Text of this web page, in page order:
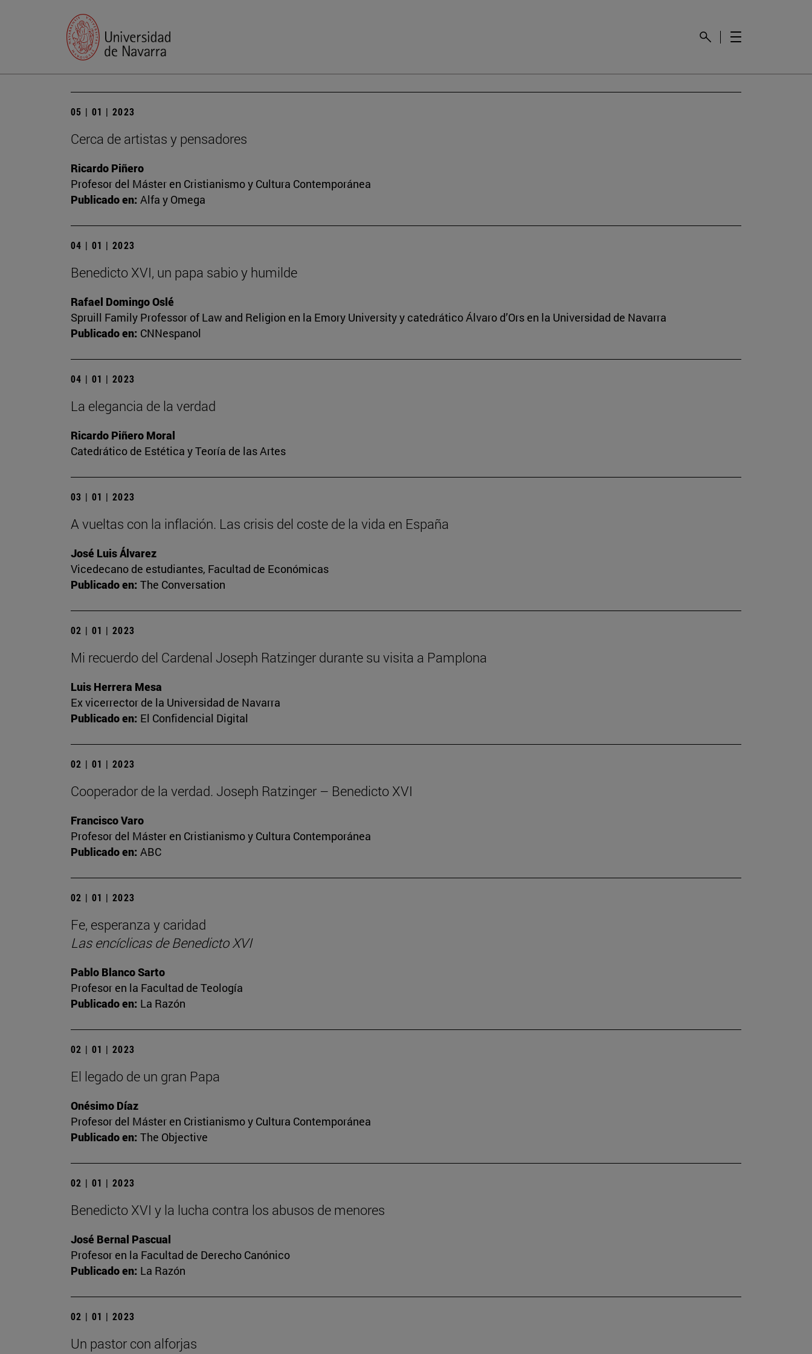
05 | 01 | 2023
Cerca de artistas y pensadores
Ricardo Piñero
Profesor del Máster en Cristianismo y Cultura Contemporánea
Publicado en: Alfa y Omega
04 | 01 | 2023
Benedicto XVI, un papa sabio y humilde
Rafael Domingo Oslé
Spruill Family Professor of Law and Religion en la Emory University y catedrático Álvaro d’Ors en la Universidad de Navarra
Publicado en: CNNespanol
04 | 01 | 2023
La elegancia de la verdad
Ricardo Piñero Moral
Catedrático de Estética y Teoría de las Artes
03 | 01 | 2023
A vueltas con la inflación. Las crisis del coste de la vida en España
José Luis Álvarez
Vicedecano de estudiantes, Facultad de Económicas
Publicado en: The Conversation
02 | 01 | 2023
Mi recuerdo del Cardenal Joseph Ratzinger durante su visita a Pamplona
Luis Herrera Mesa
Ex vicerrector de la Universidad de Navarra
Publicado en: El Confidencial Digital
02 | 01 | 2023
Cooperador de la verdad. Joseph Ratzinger – Benedicto XVI
Francisco Varo
Profesor del Máster en Cristianismo y Cultura Contemporánea
Publicado en: ABC
02 | 01 | 2023
Fe, esperanza y caridad
Las encíclicas de Benedicto XVI
Pablo Blanco Sarto
Profesor en la Facultad de Teología
Publicado en: La Razón
02 | 01 | 2023
El legado de un gran Papa
Onésimo Díaz
Profesor del Máster en Cristianismo y Cultura Contemporánea
Publicado en: The Objective
02 | 01 | 2023
Benedicto XVI y la lucha contra los abusos de menores
José Bernal Pascual
Profesor en la Facultad de Derecho Canónico
Publicado en: La Razón
02 | 01 | 2023
Un pastor con alforjas